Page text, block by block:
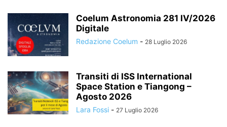
Coelum Astronomia 281 IV/2026
Digitale
Redazione Coelum - 28 Luglio 2026
Transiti di ISS International
Space Station e Tiangong –
Agosto 2026
Lara Fossi - 27 Luglio 2026